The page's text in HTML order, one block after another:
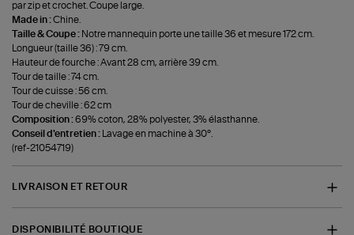
par zip et crochet. Coupe large.
Made in :Chine.
Taille & Coupe : Notre mannequin porte une taille 36 et mesure 172 cm.
Longueur (taille 36) : 79 cm.
Hauteur de fourche : Avant 28 cm, arrière 39 cm.
Tour de taille : 74 cm.
Tour de cuisse : 56 cm.
Tour de cheville : 62 cm
Composition :69% coton, 28% polyester, 3% élasthanne.
Conseil d'entretien :
Lavage en machine à 30°.
(ref-21054719)
LIVRAISON ET RETOUR
DISPONIBILITÉ BOUTIQUE